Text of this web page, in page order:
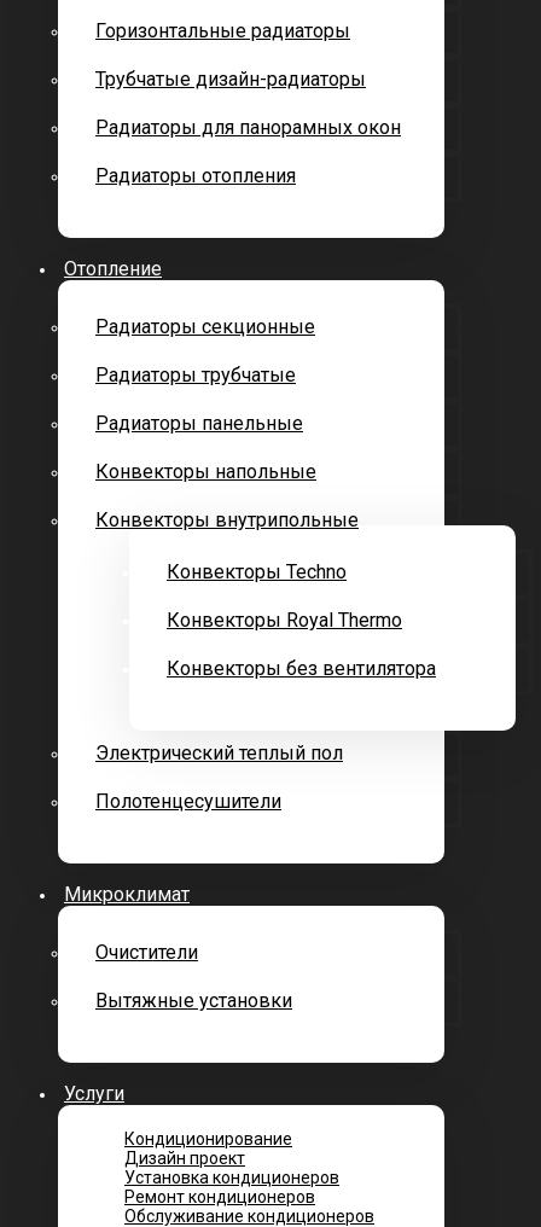
Горизонтальные радиаторы
Трубчатые дизайн-радиаторы
Радиаторы для панорамных окон
Радиаторы отопления
Отопление
Радиаторы секционные
Радиаторы трубчатые
Радиаторы панельные
Конвекторы напольные
Конвекторы внутрипольные
Конвекторы Techno
Конвекторы Royal Thermo
Конвекторы без вентилятора
Электрический теплый пол
Полотенцесушители
Микроклимат
Очистители
Вытяжные установки
Услуги
Кондиционирование
Дизайн проект
Установка кондиционеров
Ремонт кондиционеров
Обслуживание кондиционеров